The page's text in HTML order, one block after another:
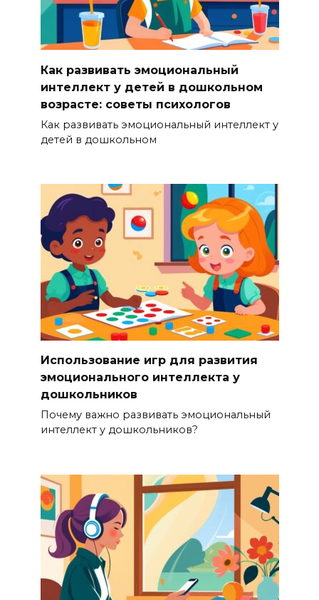
Как развивать эмоциональный
интеллект у детей в дошкольном
возрасте: советы психологов
Как развивать эмоциональный интеллект у
детей в дошкольном
Использование игр для развития
эмоционального интеллекта у
дошкольников
Почему важно развивать эмоциональный
интеллект у дошкольников?